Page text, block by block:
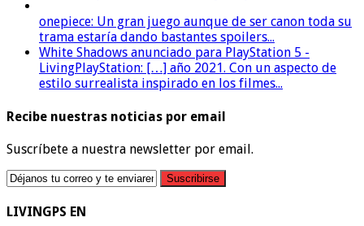
onepiece: Un gran juego aunque de ser canon toda su
trama estaría dando bastantes spoilers...
White Shadows anunciado para PlayStation 5 -
LivingPlayStation: […] año 2021. Con un aspecto de
estilo surrealista inspirado en los filmes...
Recibe nuestras noticias por email
Suscríbete a nuestra newsletter por email.
LIVINGPS EN